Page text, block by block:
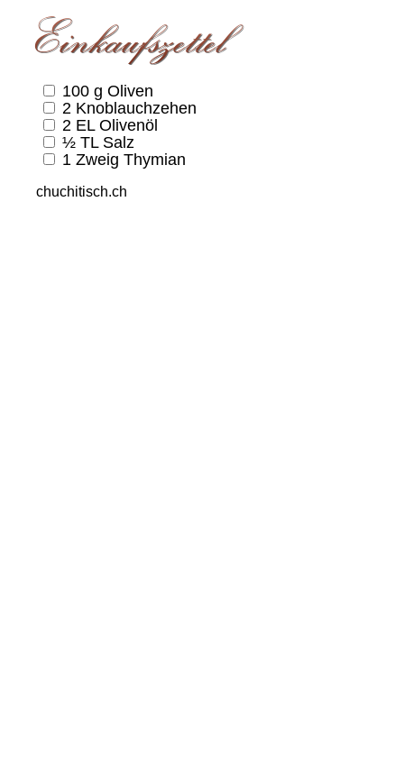
100 g Oliven
2 Knoblauchzehen
2 EL Olivenöl
½ TL Salz
1 Zweig Thymian
chuchitisch.ch